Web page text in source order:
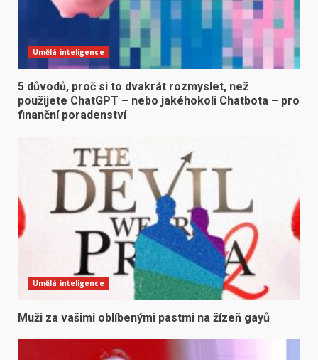
Umělá inteligence
5 důvodů, proč si to dvakrát rozmyslet, než
použijete ChatGPT – nebo jakéhokoli Chatbota – pro
finanční poradenství
Umělá inteligence
Muži za vašimi oblíbenými pastmi na žízeň gayů